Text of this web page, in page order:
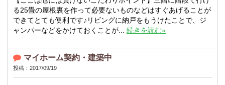
る25畳の屋根裏を作って必要ないものなどはすぐあげることが
できてとても便利です♪リビングに納戸をもうけたことで、ジ
ャンパーなどをかけておくことが... 続きを読む»
マイホーム契約・建築中
投稿：2017/09/19